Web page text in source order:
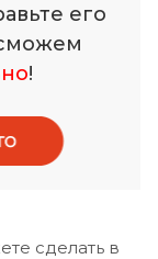
его
!
сделать в